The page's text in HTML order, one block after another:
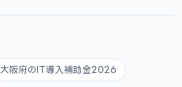
大阪府のIT導入補助金2026